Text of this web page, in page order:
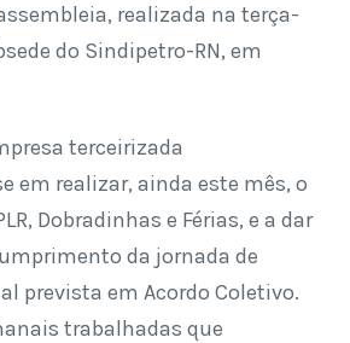
realizada na terça-
do Sindipetro-RN, em
terceirizada
em realizar, ainda este mês, o
Dobradinhas e Férias, e a dar
da jornada de
prevista em Acordo Coletivo.
trabalhadas que